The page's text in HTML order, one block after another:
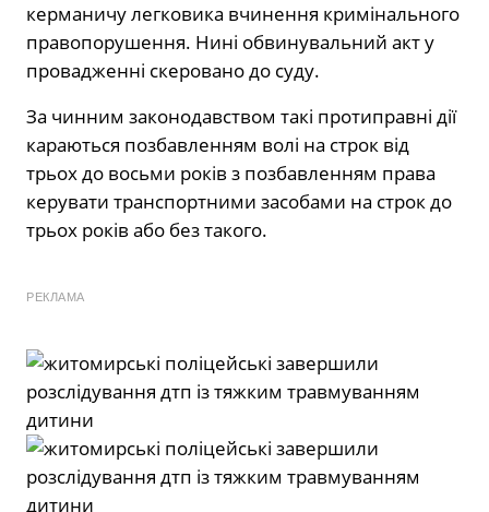
керманичу легковика вчинення кримінального
правопорушення. Нині обвинувальний акт у
провадженні скеровано до суду.
За чинним законодавством такі протиправні дії
караються позбавленням волі на строк від
трьох до восьми років з позбавленням права
керувати транспортними засобами на строк до
трьох років або без такого.
РЕКЛАМА